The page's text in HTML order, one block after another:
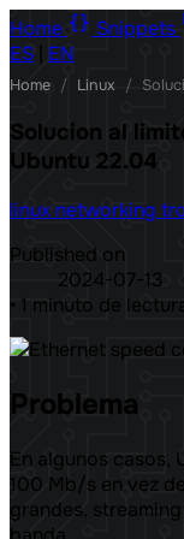
Home Snippets
ES
EN
Home / Linux /
Solucion al
Ubuntu 22.04
linux networking
Published on
2024-07-13
• 1 minuto de
Problema
En algunos casos,
100 Mb/s en vez
grandes,